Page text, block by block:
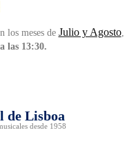
los meses de Julio y Agosto,
las 13:30.
de Lisboa
desde 1958